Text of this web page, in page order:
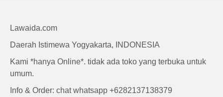
Lawaida.com
Daerah Istimewa Yogyakarta, INDONESIA
Kami *hanya Online*. tidak ada toko yang terbuka untuk
umum.
Info & Order: chat whatsapp +6282137138379